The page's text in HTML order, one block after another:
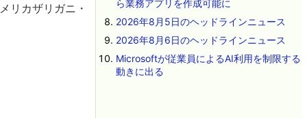
リカザリガニ・
ら業務アプリを作成可能に
2026年8月5日のヘッドラインニュース
2026年8月6日のヘッドラインニュース
Microsoftが従業員によるAI利用を制限する
動きに出る